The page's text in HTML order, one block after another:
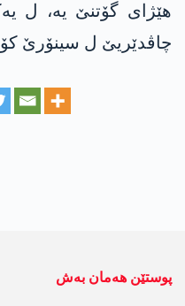
هێژای گۆتنێ یه‌، ل
چاڤدێریێ ل سینۆرێ
پوستێن ھەمان بەش